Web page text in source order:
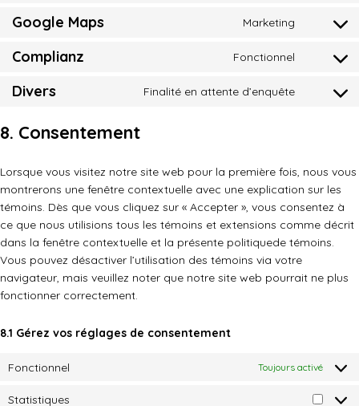
service
Google Maps Marketing
Consent
service
Complianz Fonctionnel
Consent
service
Divers Finalité en attente d’enquête
Consent
8. Consentement
Lorsque vous visitez notre site web pour la première fois, nous vous
montrerons une fenêtre contextuelle avec une explication sur les
témoins. Dès que vous cliquez sur « Accepter », vous consentez à
ce que nous utilisions tous les témoins et extensions comme décrit
dans la fenêtre contextuelle et la présente politiquede témoins.
Vous pouvez désactiver l’utilisation des témoins via votre
navigateur, mais veuillez noter que notre site web pourrait ne plus
fonctionner correctement.
8.1 Gérez vos réglages de consentement
Fonctionnel Toujours activé
Statistiques